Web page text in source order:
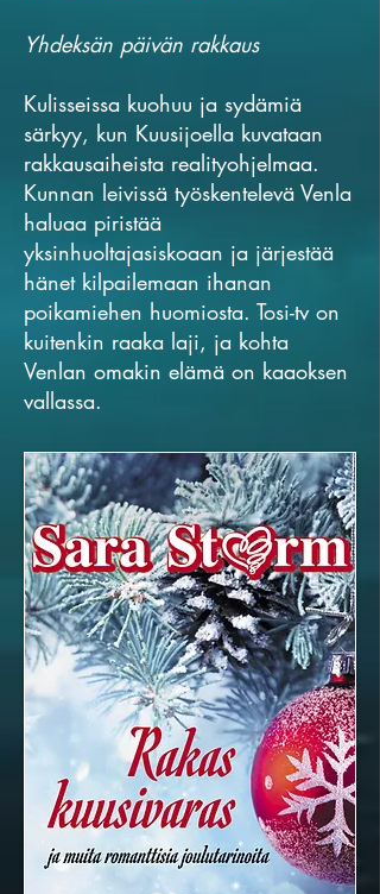
Yhdeksän päivän rakkaus
Kulisseissa kuohuu ja sydämiä
särkyy, kun Kuusijoella kuvataan
rakkausaiheista realityohjelmaa.
Kunnan leivissä työskentelevä Venla
haluaa piristää
yksinhuoltajasiskoaan ja järjestää
hänet kilpailemaan ihanan
poikamiehen huomiosta. Tosi-tv on
kuitenkin raaka laji, ja kohta
Venlan omakin elämä on kaaoksen
vallassa.